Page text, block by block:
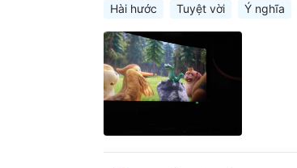
Hài hước Tuyệt vời Ý nghĩa